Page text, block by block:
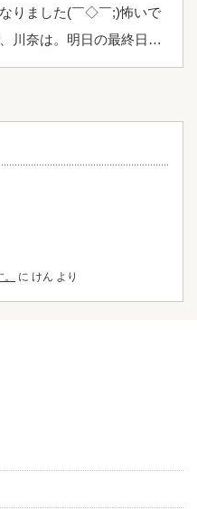
りました(￣◇￣;)怖いで
川奈は。明日の最終日…
に けん より